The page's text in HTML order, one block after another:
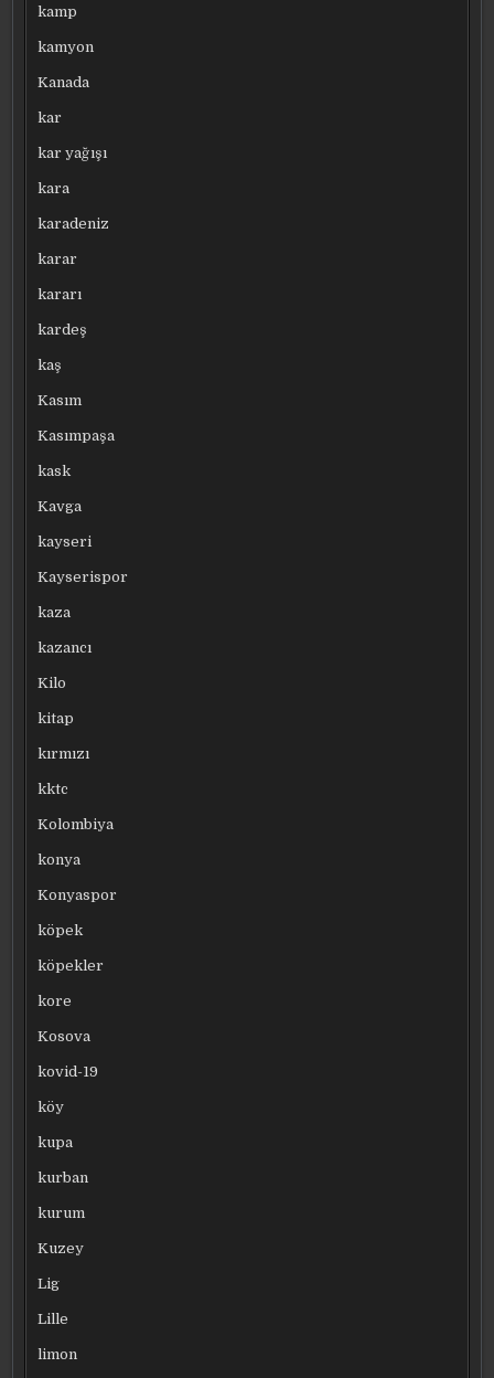
kamp
kamyon
Kanada
kar
kar yağışı
kara
karadeniz
karar
kararı
kardeş
kaş
Kasım
Kasımpaşa
kask
Kavga
kayseri
Kayserispor
kaza
kazancı
Kilo
kitap
kırmızı
kktc
Kolombiya
konya
Konyaspor
köpek
köpekler
kore
Kosova
kovid-19
köy
kupa
kurban
kurum
Kuzey
Lig
Lille
limon